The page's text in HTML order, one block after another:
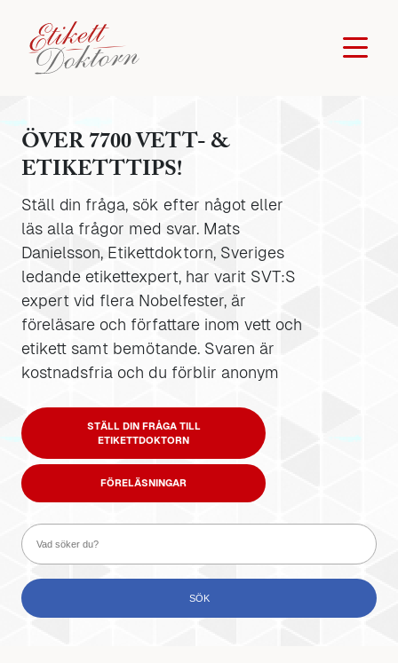
ÖVER 7700 VETT- &
ETIKETTTIPS!
Ställ din fråga, sök efter något eller
läs alla frågor med svar. Mats
Danielsson, Etikettdoktorn, Sveriges
ledande etikettexpert, har varit SVT:S
expert vid flera Nobelfester, är
föreläsare och författare inom vett och
etikett samt bemötande. Svaren är
kostnadsfria och du förblir anonym
STÄLL DIN FRÅGA TILL
ETIKETTDOKTORN
FÖRELÄSNINGAR